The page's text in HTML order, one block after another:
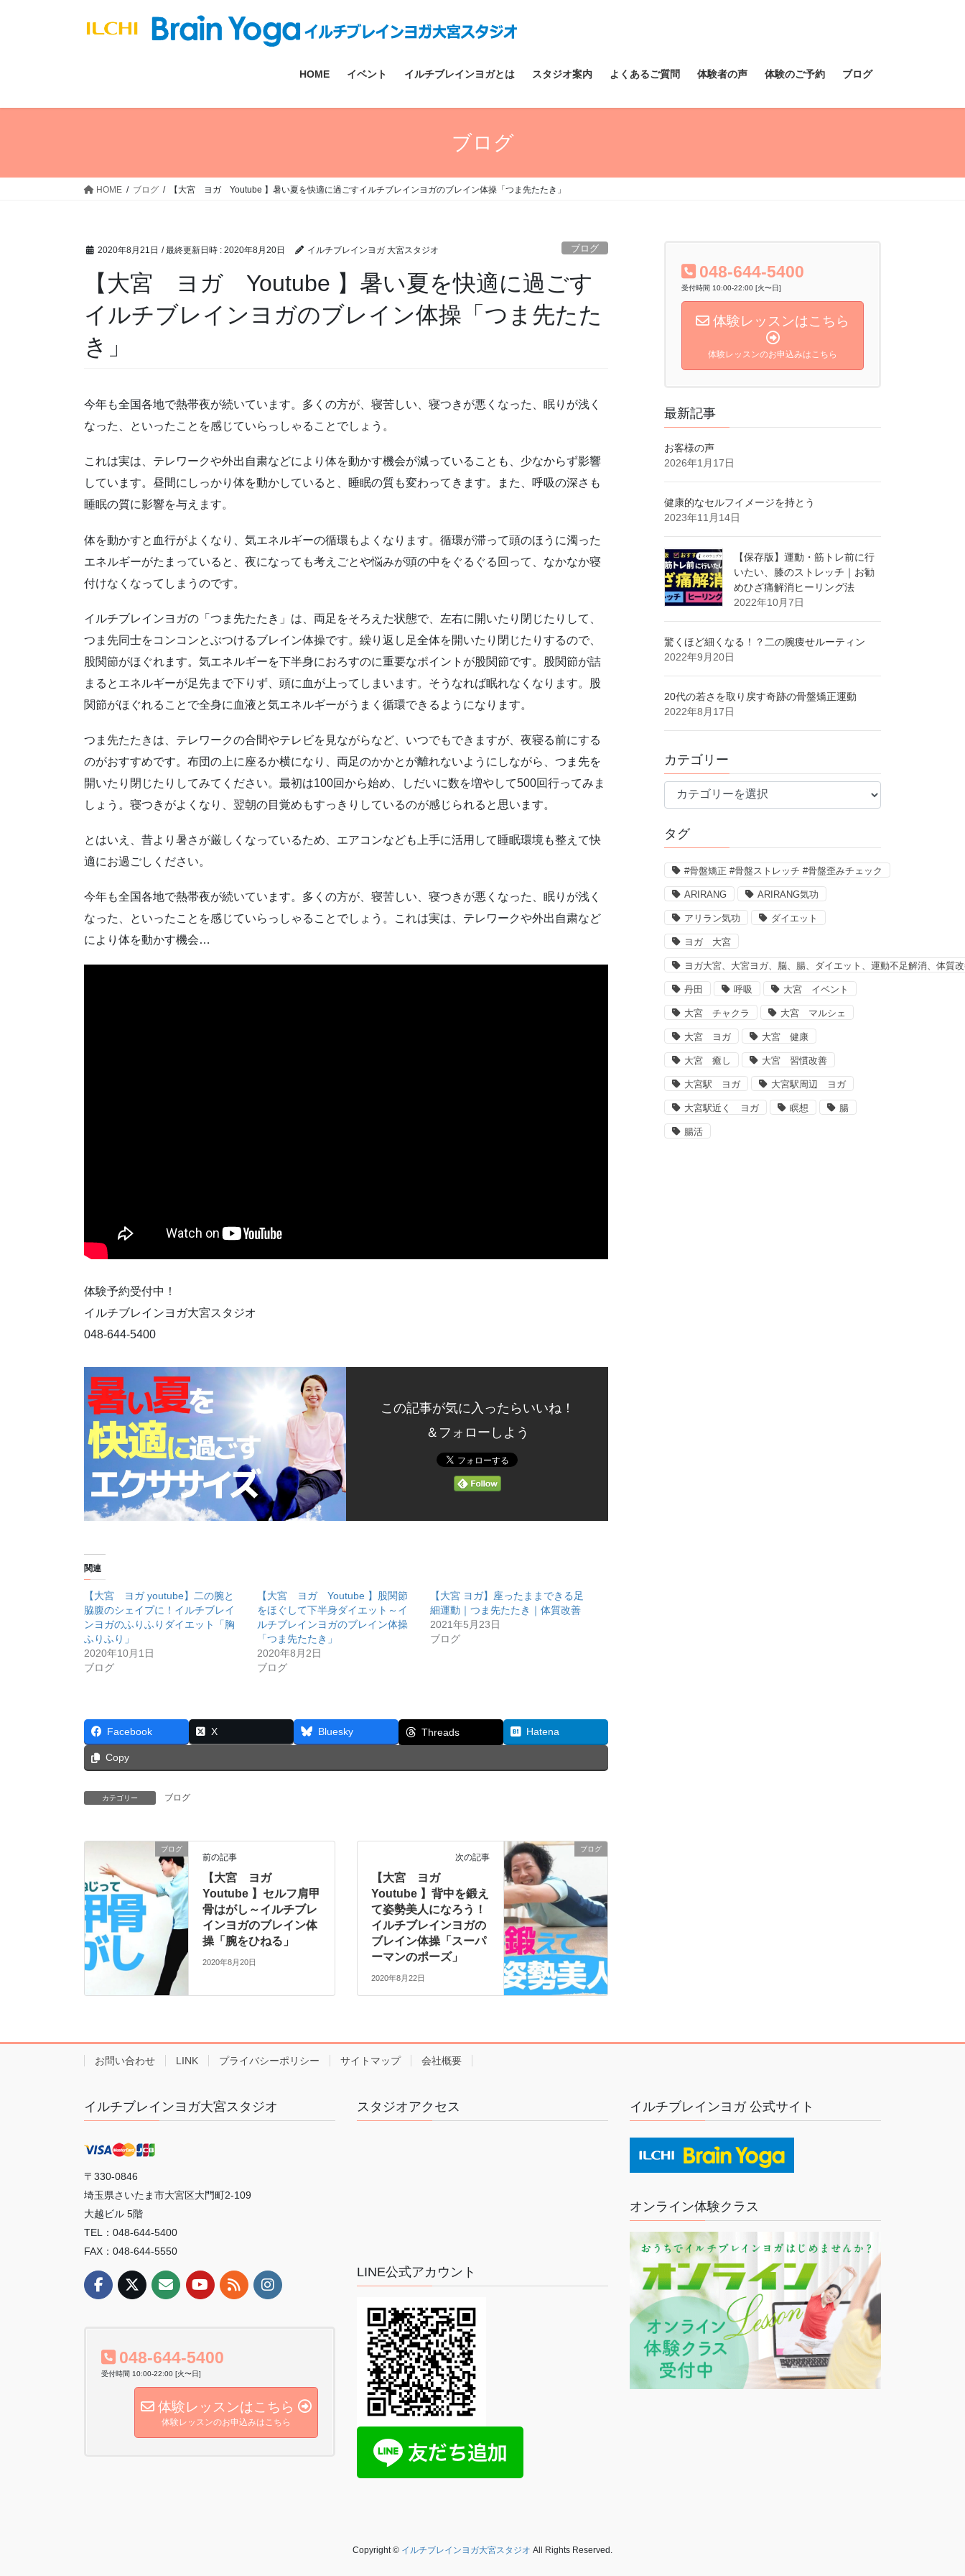
ス
ン
HOME イベント イルチブレインヨガとは スタジオ案内 よくあるご質問 体験者の声 体験のご予約 ブログ
ブログ
HOME ブログ 【大宮 ヨガ Youtube 】暑い夏を快適に過ごすイルチブレインヨガのブレイン体操「つま先たたき」
2020年8月21日 / 最終更新日時 : 2020年8月20日 イルチブレインヨガ 大宮スタジオ ブログ
【大宮 ヨガ Youtube 】暑い夏を快適に過ごす
イルチブレインヨガのブレイン体操「つま先たた
き」
今年も全国各地で熱帯夜が続いています。多くの方が、寝苦しい、寝つきが悪くなった、眠りが浅く
なった、といったことを感じていらっしゃることでしょう。
これは実は、テレワークや外出自粛などにより体を動かす機会が減っていることも、少なからず影響
しています。昼間にしっかり体を動かしていると、睡眠の質も変わってきます。また、呼吸の深さも
睡眠の質に影響を与えます。
体を動かすと血行がよくなり、気エネルギーの循環もよくなります。循環が滞って頭のほうに濁った
エネルギーがたまっていると、夜になっても考えごとや悩みが頭の中をぐるぐる回って、なかなか寝
付けなくなってしまうのです。
イルチブレインヨガの「つま先たたき」は、両足をそろえた状態で、左右に開いたり閉じたりして、
つま先同士をコンコンとぶつけるブレイン体操です。繰り返し足全体を開いたり閉じたりするので、
股関節がほぐれます。気エネルギーを下半身におろすのに重要なポイントが股関節です。股関節が詰
まるとエネルギーが足先まで下りず、頭に血が上ってしまいます。そうなれば眠れなくなります。股
関節がほぐれることで全身に血液と気エネルギーがうまく循環できるようになります。
つま先たたきは、テレワークの合間やテレビを見ながらなど、いつでもできますが、夜寝る前にする
のがおすすめです。布団の上に座るか横になり、両足のかかとが離れないようにしながら、つま先を
開いたり閉じたりしてみてください。最初は100回から始め、しだいに数を増やして500回行ってみま
しょう。寝つきがよくなり、翌朝の目覚めもすっきりしているのが感じられると思います。
とはいえ、昔より暑さが厳しくなっているため、エアコンなども上手に活用して睡眠環境も整えて快
適にお過ごしください。
今年も全国各地で熱帯夜が続いています。多くの方が、寝苦しい、寝つきが悪くなった、眠りが浅く
なった、といったことを感じていらっしゃることでしょう。これは実は、テレワークや外出自粛など
により体を動かす機会…
体験予約受付中！
イルチブレインヨガ大宮スタジオ
048-644-5400
この記事が気に入ったらいいね！
＆フォローしよう
関連
【大宮 ヨガ youtube】二の腕と
脇腹のシェイプに！イルチブレイ
ンヨガのふりふりダイエット「胸
ふりふり」
2020年10月1日
ブログ
【大宮 ヨガ Youtube 】股関節
をほぐして下半身ダイエット～イ
ルチブレインヨガのブレイン体操
「つま先たたき」
2020年8月2日
ブログ
【大宮 ヨガ】座ったままできる足
細運動｜つま先たたき｜体質改善
2021年5月23日
ブログ
Facebook X Bluesky Threads Hatena
Copy
カテゴリー ブログ
ブログ
前の記事
【大宮 ヨガ
Youtube 】セルフ肩甲
骨はがし～イルチブレ
インヨガのブレイン体
操「腕をひねる」
2020年8月20日
ブログ
次の記事
【大宮 ヨガ
Youtube 】背中を鍛え
て姿勢美人になろう！
イルチブレインヨガの
ブレイン体操「スーパ
ーマンのポーズ」
2020年8月22日
048-644-5400
受付時間 10:00-22:00 [火〜日]
体験レッスンはこちら
体験レッスンのお申込みはこちら
最新記事
お客様の声
2026年1月17日
健康的なセルフイメージを持とう
2023年11月14日
【保存版】運動・筋トレ前に行
いたい、膝のストレッチ｜お勧
めひざ痛解消ヒーリング法
2022年10月7日
驚くほど細くなる！？二の腕痩せルーティン
2022年9月20日
20代の若さを取り戻す奇跡の骨盤矯正運動
2022年8月17日
カテゴリー
テ
リ
タグ
#骨盤矯正 #骨盤ストレッチ #骨盤歪みチェック
ARIRANG ARIRANG気功
アリラン気功 ダイエット
ヨガ 大宮
ヨガ大宮、大宮ヨガ、脳、腸、ダイエット、運動不足解消、体質
丹田 呼吸 大宮 イベント
大宮 チャクラ 大宮 マルシェ
大宮 ヨガ 大宮 健康
大宮 癒し 大宮 習慣改善
大宮駅 ヨガ 大宮駅周辺 ヨガ
大宮駅近く ヨガ 瞑想 腸
腸活
お問い合わせ LINK プライバシーポリシー サイトマップ 会社概要
イルチブレインヨガ大宮スタジオ
〒330-0846
埼玉県さいたま市大宮区大門町2-109
大越ビル 5階
TEL：048-644-5400
FAX：048-644-5550
048-644-5400
受付時間 10:00-22:00 [火〜日]
体験レッスンはこちら
体験レッスンのお申込みはこちら
スタジオアクセス
LINE公式アカウント
イルチブレインヨガ 公式サイト
オンライン体験クラス
Copyright © イルチブレインヨガ大宮スタジオ All Rights Reserved.